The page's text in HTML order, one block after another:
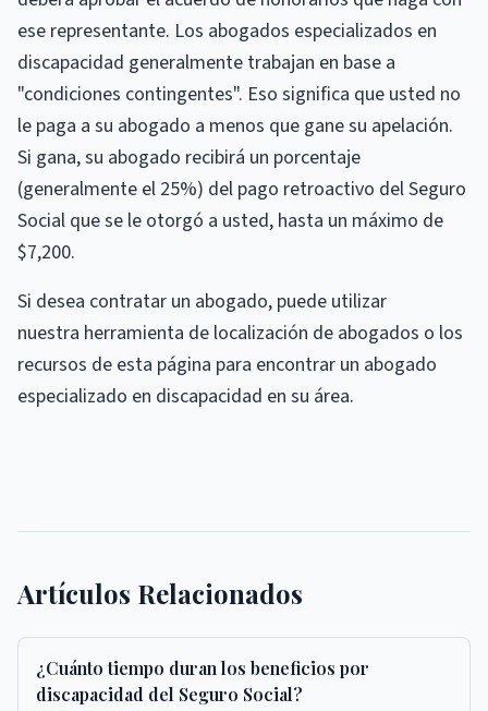
ese representante. Los abogados especializados en
discapacidad generalmente trabajan en base a
"condiciones contingentes". Eso significa que usted no
le paga a su abogado a menos que gane su apelación.
Si gana, su abogado recibirá un porcentaje
(generalmente el 25%) del pago retroactivo del Seguro
Social que se le otorgó a usted, hasta un máximo de
$7,200.
Si desea contratar un abogado, puede utilizar
nuestra herramienta de localización de abogados o los
recursos de esta página para encontrar un abogado
especializado en discapacidad en su área.
Artículos Relacionados
¿Cuánto tiempo duran los beneficios por
discapacidad del Seguro Social?